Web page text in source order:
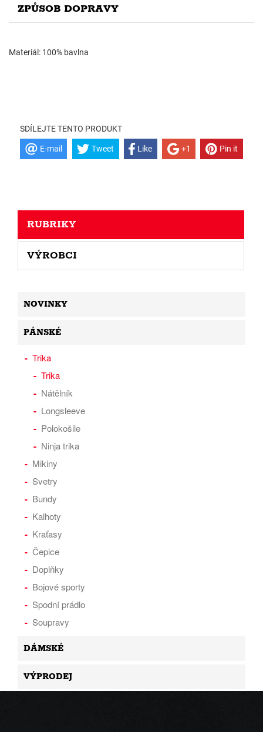
ZPŮSOB DOPRAVY
Materiál: 100% bavlna
SDÍLEJTE TENTO PRODUKT
E-mail Tweet Like +1 Pin it
RUBRIKY
VÝROBCI
NOVINKY
PÁNSKÉ
Trika
Trika
Nátělník
Longsleeve
Polokošile
Ninja trika
Mikiny
Svetry
Bundy
Kalhoty
Kraťasy
Čepice
Doplňky
Bojové sporty
Spodní prádlo
Soupravy
DÁMSKÉ
VÝPRODEJ